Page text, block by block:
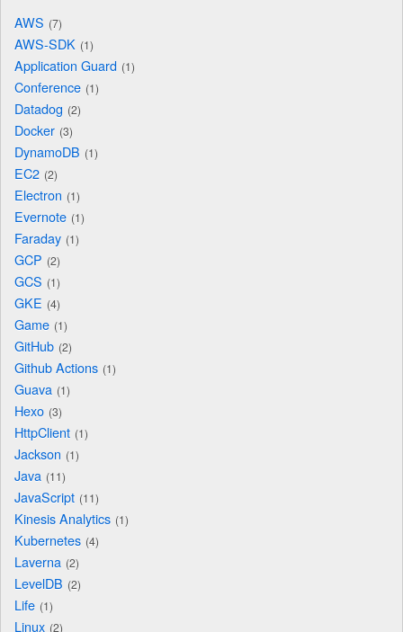
AWS 7
AWS-SDK 1
Application Guard 1
Conference 1
Datadog 2
Docker 3
DynamoDB 1
EC2 2
Electron 1
Evernote 1
Faraday 1
GCP 2
GCS 1
GKE 4
Game 1
GitHub 2
Github Actions 1
Guava 1
Hexo 3
HttpClient 1
Jackson 1
Java 11
JavaScript 11
Kinesis Analytics 1
Kubernetes 4
Laverna 2
LevelDB 2
Life 1
Linux 2